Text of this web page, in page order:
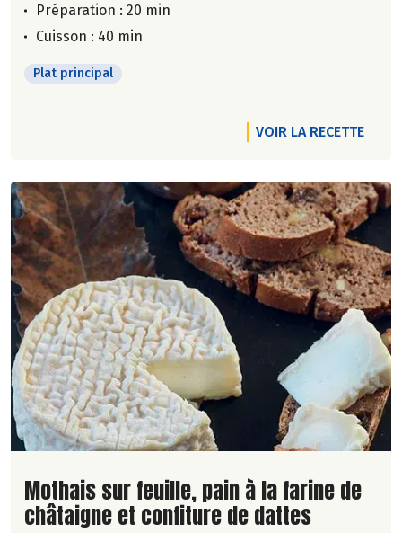
Préparation : 20 min
Cuisson : 40 min
Plat principal
VOIR LA RECETTE
Lire la suite de la recette
Mothais sur feuille, pain à la farine de
châtaigne et confiture de dattes